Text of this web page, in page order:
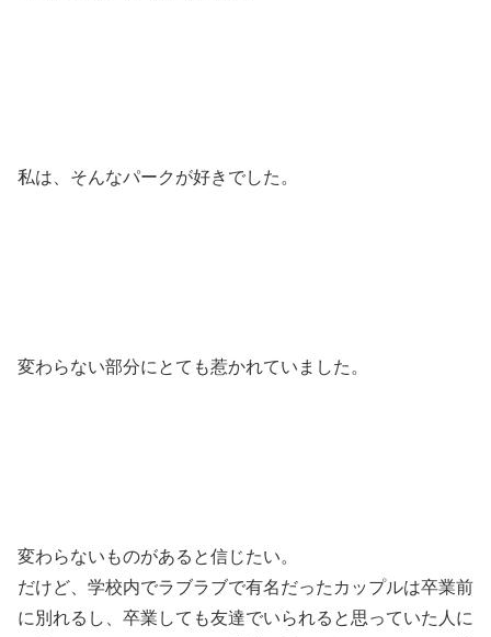
私は、そんなパークが好きでした。
変わらない部分にとても惹かれていました。
変わらないものがあると信じたい。
だけど、学校内でラブラブで有名だったカップルは卒業前
に別れるし、卒業しても友達でいられると思っていた人に